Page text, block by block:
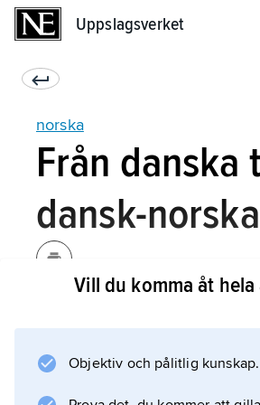
Uppslagsverket
norska
Från danska
dansk-norska
talspråket, vilket enligt hans
tämligen likartat i hela landet.
reformprogram omfattade
Vill du komma åt
Objektiv och pålitlig kunskap.